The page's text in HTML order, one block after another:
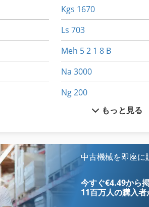
Kgs 1670
Ls 703
Meh 5 2 1 8 B
Na 3000
Ng 200
その他
もっと見る
中古機械を即座に
今すぐ€4.49から
11百万人の購入者